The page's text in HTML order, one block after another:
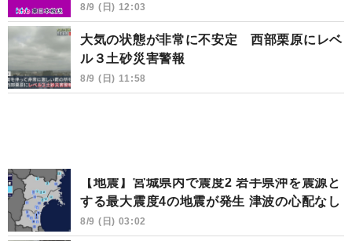
8/9 (日) 12:03
大気の状態が非常に不安定 西部栗原にレベ
ル３土砂災害警報
8/9 (日) 11:58
【地震】宮城県内で震度2 岩手県沖を震源と
する最大震度4の地震が発生 津波の心配なし
8/9 (日) 03:02